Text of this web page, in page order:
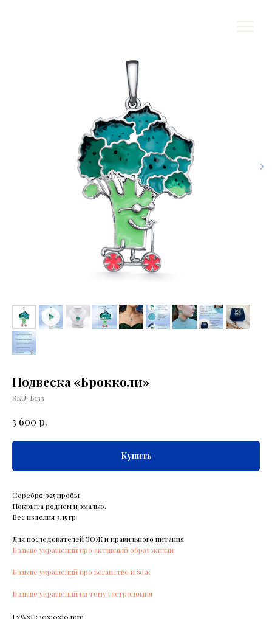
Подвеска «Брокколи»
SKU: Б133
3 600 р.
Купить
Серебро 925 пробы
Покрыта родием и эмалью.
Вес изделия 3,15 гр
Для последователей ЗОЖ и правильного питания
Больше украшений про активный образ жизни
Больше украшений про веганство и зож
Больше украшений на тему гастрономия
LxWxH: 10x10x10 mm